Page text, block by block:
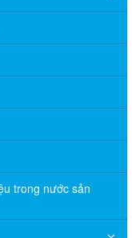
trong nước sản